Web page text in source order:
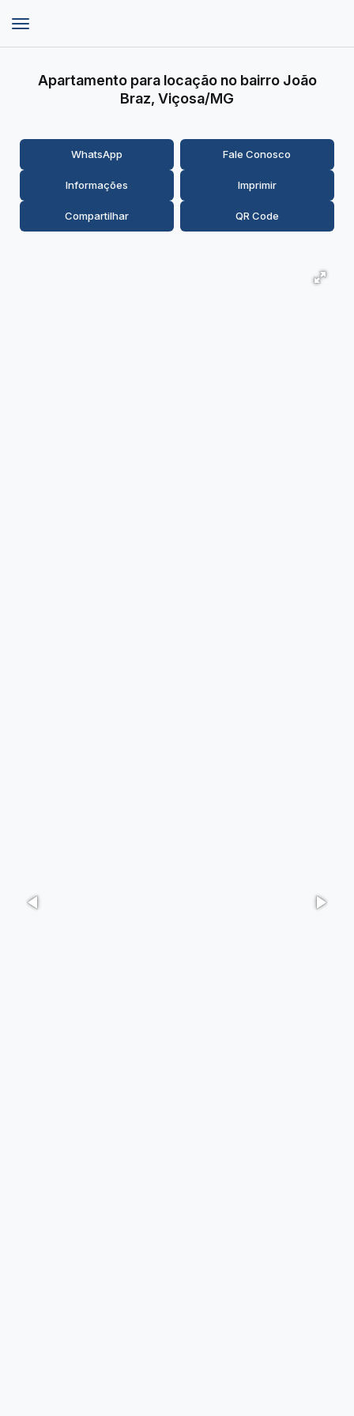
Apartamento para locação no bairro João
Braz, Viçosa/MG
WhatsApp Fale Conosco
Informações Imprimir
Compartilhar QR Code